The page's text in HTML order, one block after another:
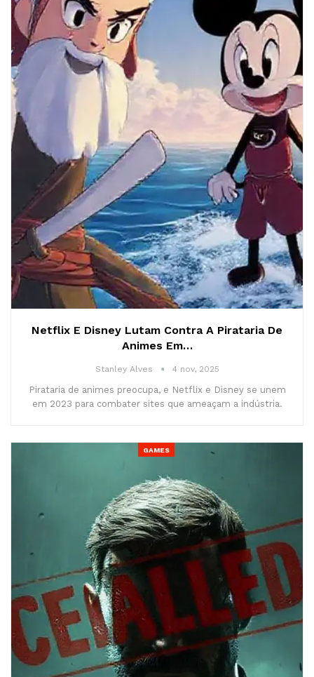
Netflix E Disney Lutam Contra A Pirataria De
Animes Em…
Stanley Alves 4 nov, 2025
Pirataria de animes preocupa, e Netflix e Disney se unem
em 2023 para combater sites que ameaçam a indústria.
GAMES